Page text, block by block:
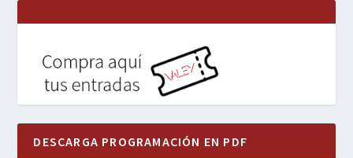
DESCARGA PROGRAMACIÓN EN PDF